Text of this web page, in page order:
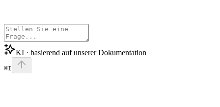
KI · basierend auf unserer Dokumentation
⌘I